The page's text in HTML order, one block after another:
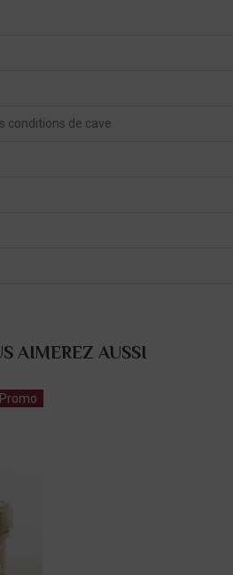
conditions de cave
AIMEREZ AUSSI
Promo